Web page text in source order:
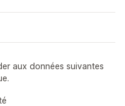
aux données suivantes